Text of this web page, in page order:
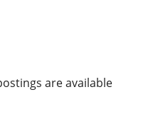
are available